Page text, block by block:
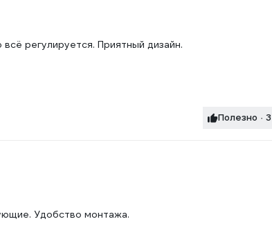
регулируется. Приятный дизайн.
Полезно · 3
Удобство монтажа.